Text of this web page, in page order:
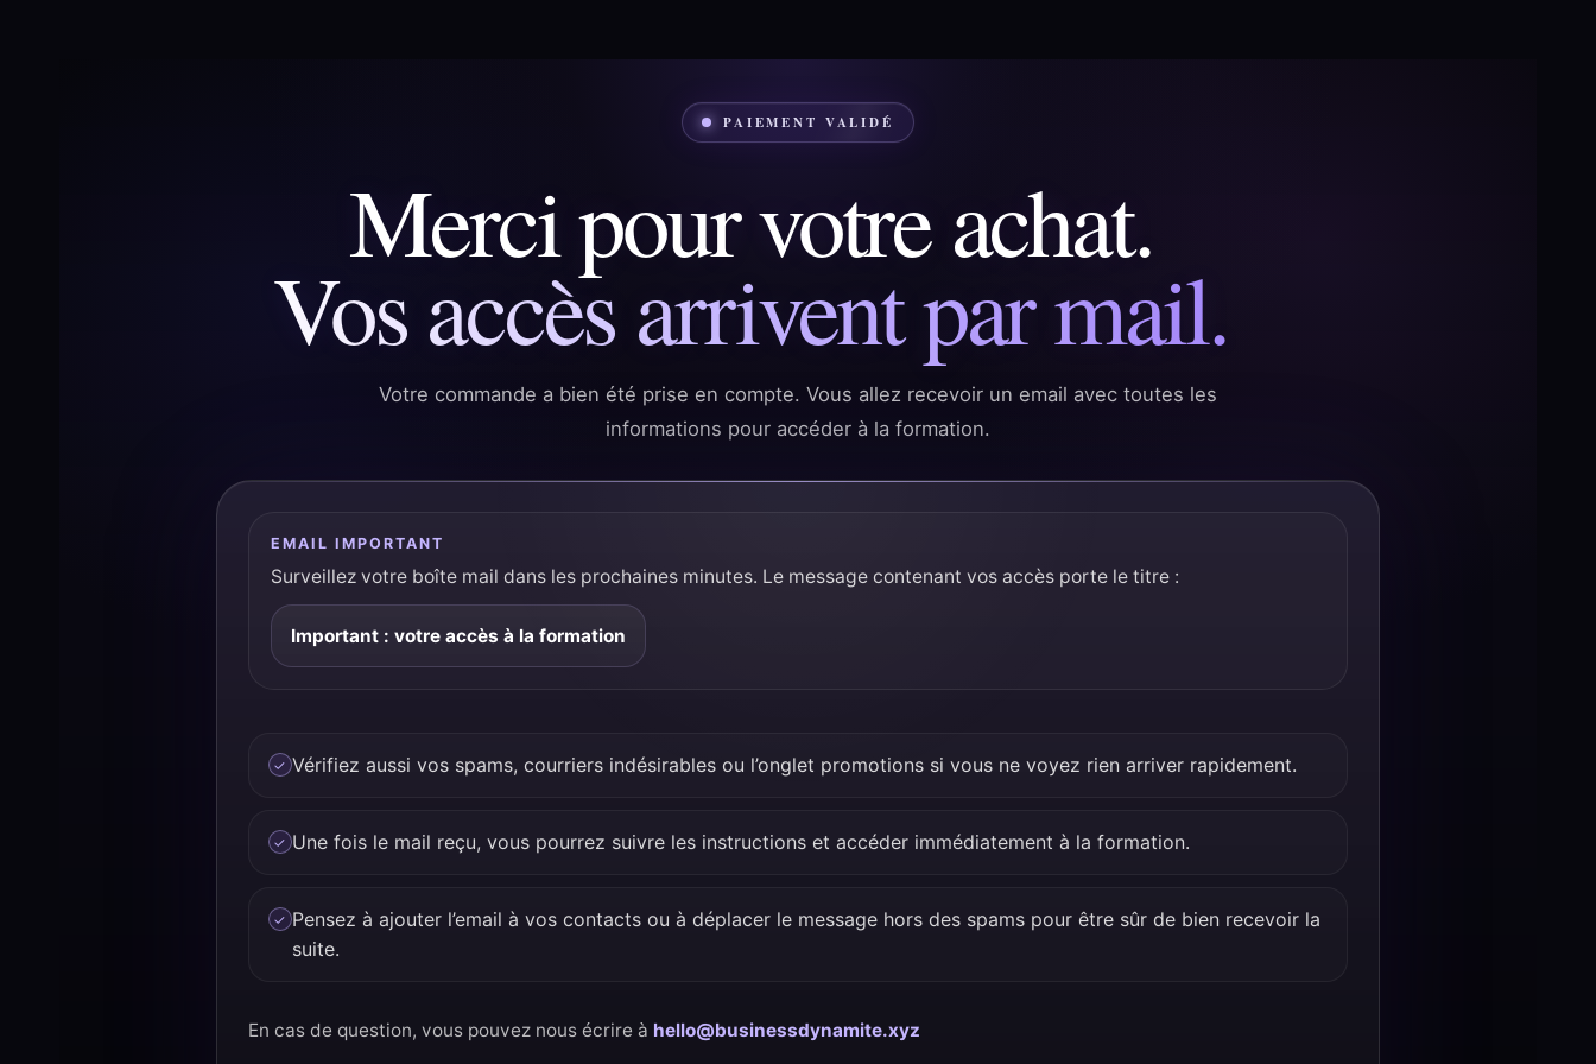
PAIEMENT VALIDÉ
Merci pour votre achat.
Vos accès arrivent par mail.
Votre commande a bien été prise en compte. Vous allez recevoir un email avec toutes les
informations pour accéder à la formation.
EMAIL IMPORTANT
Surveillez votre boîte mail dans les prochaines minutes. Le message contenant vos accès porte le titre :
Important : votre accès à la formation
Vérifiez aussi vos spams, courriers indésirables ou l’onglet promotions si vous ne voyez rien arriver rapidement.
Une fois le mail reçu, vous pourrez suivre les instructions et accéder immédiatement à la formation.
Pensez à ajouter l’email à vos contacts ou à déplacer le message hors des spams pour être sûr de bien recevoir la
suite.
En cas de question, vous pouvez nous écrire à hello@businessdynamite.xyz